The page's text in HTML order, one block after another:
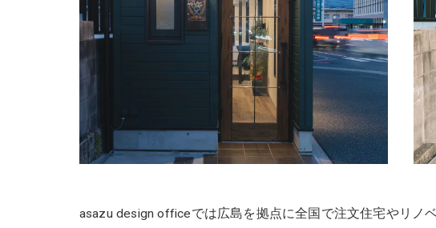
asazu design officeでは広島を拠点に全国で注文住宅やリノ